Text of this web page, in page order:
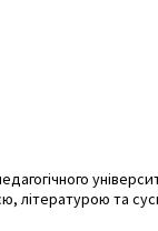
літературою та